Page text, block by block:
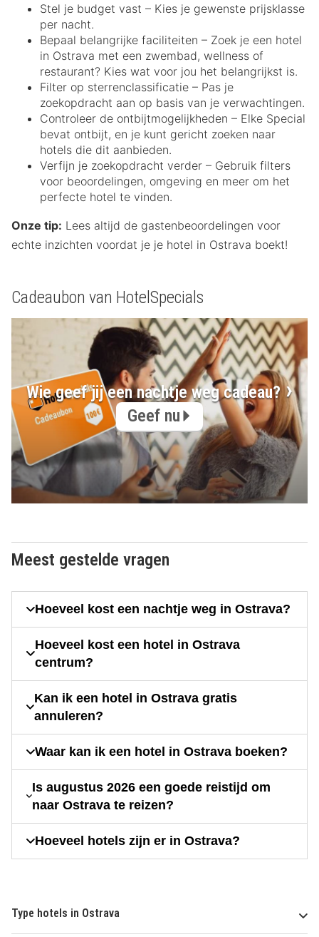
Stel je budget vast – Kies je gewenste prijsklasse
per nacht.
Bepaal belangrijke faciliteiten – Zoek je een hotel
in Ostrava met een zwembad, wellness of
restaurant? Kies wat voor jou het belangrijkst is.
Filter op sterrenclassificatie – Pas je
zoekopdracht aan op basis van je verwachtingen.
Controleer de ontbijtmogelijkheden – Elke Special
bevat ontbijt, en je kunt gericht zoeken naar
hotels die dit aanbieden.
Verfijn je zoekopdracht verder – Gebruik filters
voor beoordelingen, omgeving en meer om het
perfecte hotel te vinden.
Onze tip: Lees altijd de gastenbeoordelingen voor
echte inzichten voordat je je hotel in Ostrava boekt!
Cadeaubon van HotelSpecials
Wie geef jij een nachtje weg cadeau?
Geef nu
Meest gestelde vragen
Hoeveel kost een nachtje weg in Ostrava?
Hoeveel kost een hotel in Ostrava
centrum?
Kan ik een hotel in Ostrava gratis
annuleren?
Waar kan ik een hotel in Ostrava boeken?
Is augustus 2026 een goede reistijd om
naar Ostrava te reizen?
Hoeveel hotels zijn er in Ostrava?
Type hotels in Ostrava